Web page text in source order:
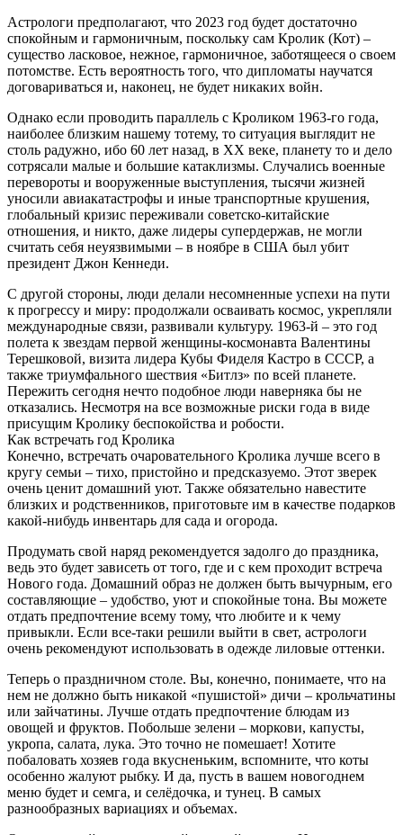
Астрологи предполагают, что 2023 год будет достаточно
спокойным и гармоничным, поскольку сам Кролик (Кот) –
существо ласковое, нежное, гармоничное, заботящееся о своем
потомстве. Есть вероятность того, что дипломаты научатся
договариваться и, наконец, не будет никаких войн.
Однако если проводить параллель с Кроликом 1963-го года,
наиболее близким нашему тотему, то ситуация выглядит не
столь радужно, ибо 60 лет назад, в XX веке, планету то и дело
сотрясали малые и большие катаклизмы. Случались военные
перевороты и вооруженные выступления, тысячи жизней
уносили авиакатастрофы и иные транспортные крушения,
глобальный кризис переживали советско-китайские
отношения, и никто, даже лидеры супердержав, не могли
считать себя неуязвимыми – в ноябре в США был убит
президент Джон Кеннеди.
С другой стороны, люди делали несомненные успехи на пути
к прогрессу и миру: продолжали осваивать космос, укрепляли
международные связи, развивали культуру. 1963-й – это год
полета к звездам первой женщины-космонавта Валентины
Терешковой, визита лидера Кубы Фиделя Кастро в СССР, а
также триумфального шествия «Битлз» по всей планете.
Пережить сегодня нечто подобное люди наверняка бы не
отказались. Несмотря на все возможные риски года в виде
присущим Кролику беспокойства и робости.
Как встречать год Кролика
Конечно, встречать очаровательного Кролика лучше всего в
кругу семьи – тихо, пристойно и предсказуемо. Этот зверек
очень ценит домашний уют. Также обязательно навестите
близких и родственников, приготовьте им в качестве подарков
какой-нибудь инвентарь для сада и огорода.
Продумать свой наряд рекомендуется задолго до праздника,
ведь это будет зависеть от того, где и с кем проходит встреча
Нового года. Домашний образ не должен быть вычурным, его
составляющие – удобство, уют и спокойные тона. Вы можете
отдать предпочтение всему тому, что любите и к чему
привыкли. Если все-таки решили выйти в свет, астрологи
очень рекомендуют использовать в одежде лиловые оттенки.
Теперь о праздничном столе. Вы, конечно, понимаете, что на
нем не должно быть никакой «пушистой» дичи – крольчатины
или зайчатины. Лучше отдать предпочтение блюдам из
овощей и фруктов. Побольше зелени – моркови, капусты,
укропа, салата, лука. Это точно не помешает! Хотите
побаловать хозяев года вкусненьким, вспомните, что коты
особенно жалуют рыбку. И да, пусть в вашем новогоднем
меню будет и семга, и селёдочка, и тунец. В самых
разнообразных вариациях и объемах.